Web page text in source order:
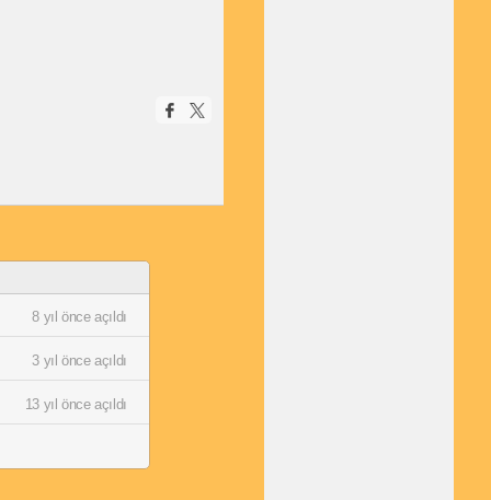
8 yıl önce açıldı
3 yıl önce açıldı
13 yıl önce açıldı